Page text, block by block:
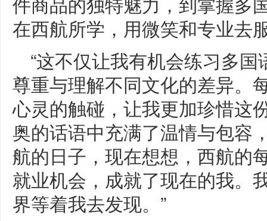
在西航所学，用微笑和专业去
“这不仅让我有机会练习多
尊重与理解不同文化的差异。
心灵的触碰，让我更加珍惜这
奥的话语中充满了温情与包容
航的日子，现在想想，西航的
就业机会，成就了现在的我。
界等着我去发现。”